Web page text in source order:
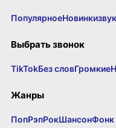
ПопулярноеНовинки
Выбрать звонок
TikTokБез словГромкие
Жанры
ПопРэпРокШансонФонк